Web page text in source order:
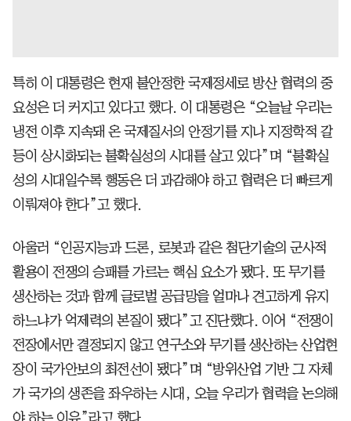
특히 이 대통령은 현재 불안정한 국제정세로 방산 협력의 중
요성은 더 커지고 있다고 했다. 이 대통령은 “오늘날 우리는
냉전 이후 지속돼 온 국제질서의 안정기를 지나 지정학적 갈
등이 상시화되는 불확실성의 시대를 살고 있다”며 “불확실
성의 시대일수록 행동은 더 과감해야 하고 협력은 더 빠르게
이뤄져야 한다”고 했다.
아울러 “인공지능과 드론, 로봇과 같은 첨단기술의 군사적
활용이 전쟁의 승패를 가르는 핵심 요소가 됐다. 또 무기를
생산하는 것과 함께 글로벌 공급망을 얼마나 견고하게 유지
하느냐가 억제력의 본질이 됐다”고 진단했다. 이어 “전쟁이
전장에서만 결정되지 않고 연구소와 무기를 생산하는 산업현
장이 국가안보의 최전선이 됐다”며 “방위산업 기반 그 자체
가 국가의 생존을 좌우하는 시대, 오늘 우리가 협력을 논의해
야 하는 이유”라고 했다.